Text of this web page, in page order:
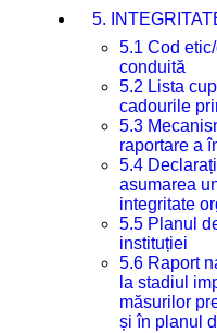
5.
5.1 Cod
conduită
5.2 Lista
cadourile
5.3
raportare a
5.4
asumarea
integritate
5.5 Planul
instituției
5.6 Raport
la stadiul
măsurilor
și în planul